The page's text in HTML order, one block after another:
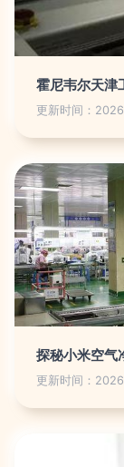
霍尼韦尔天津
更新时间：
探秘小米空气
更新时间：